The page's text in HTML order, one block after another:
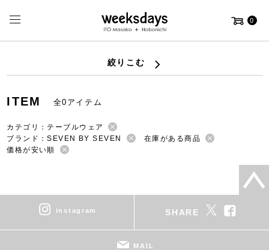
0
絞りこむ
ITEM 全0アイテム
カテゴリ：テーブルウェア
ブランド：SEVEN BY SEVEN
在庫がある商品
価格が安い順
instagram SHARE
MAIL